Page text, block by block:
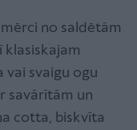
no saldētām
klasiskajam
svaigu ogu
savārītām un
cotta, biskvīta